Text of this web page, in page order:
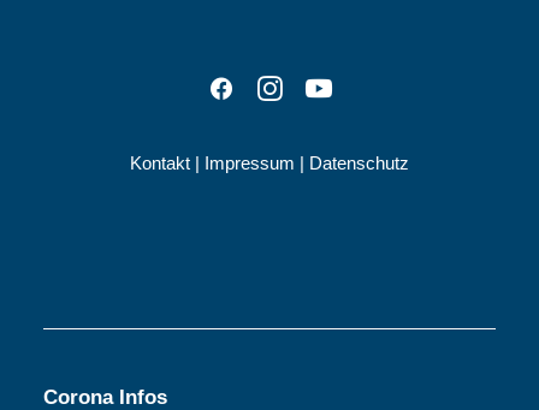
Kontakt | Impressum | Datenschutz
Corona Infos